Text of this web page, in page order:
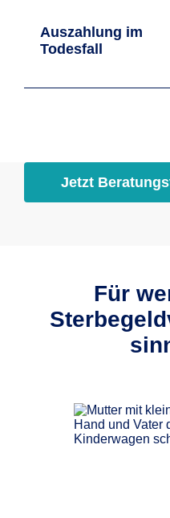
Auszahlung im
Todesfall
Jetzt
Für